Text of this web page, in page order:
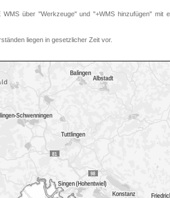
WMS über "Werkzeuge" und "+WMS hinzufügen" mit
liegen in gesetzlicher Zeit vor.